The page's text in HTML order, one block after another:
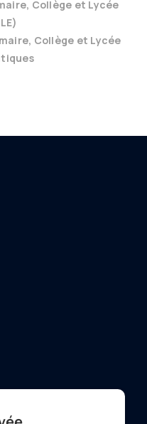
Collège et Lycée
Collège et Lycée